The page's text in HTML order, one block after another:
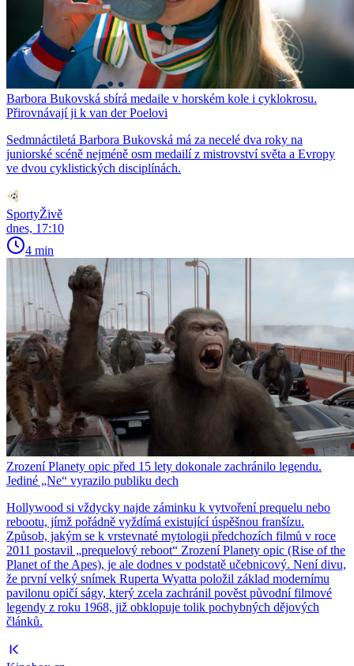
Barbora Bukovská sbírá medaile v horském kole i cyklokrosu.
Přirovnávají ji k van der Poelovi
Sedmnáctiletá Barbora Bukovská má za necelé dva roky na
juniorské scéně nejméně osm medailí z mistrovství světa a Evropy
ve dvou cyklistických disciplínách.
SportyŽivě
dnes, 17:10
4 min
Zrození Planety opic před 15 lety dokonale zachránilo legendu.
Jediné „Ne“ vyrazilo publiku dech
Hollywood si vždycky najde záminku k vytvoření prequelu nebo
rebootu, jímž pořádně vyždímá existující úspěšnou franšízu.
Způsob, jakým se k vrstevnaté mytologii předchozích filmů v roce
2011 postavil „prequelový reboot“ Zrození Planety opic (Rise of the
Planet of the Apes), je ale dodnes v podstatě učebnicový. Není divu,
že první velký snímek Ruperta Wyatta položil základ modernímu
pavilonu opičí ságy, který zcela zachránil pověst původní filmové
legendy z roku 1968, již obklopuje tolik pochybných dějových
článků.